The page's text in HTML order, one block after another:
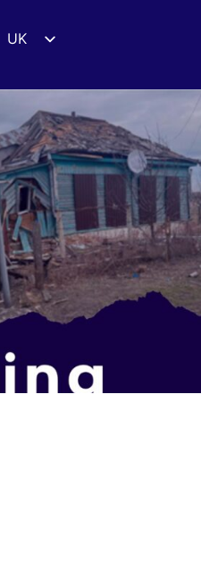
UK
DE
FR
ZH
HI
AR
IT